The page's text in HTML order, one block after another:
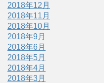
2018年12月
2018年11月
2018年10月
2018年9月
2018年6月
2018年5月
2018年4月
2018年3月